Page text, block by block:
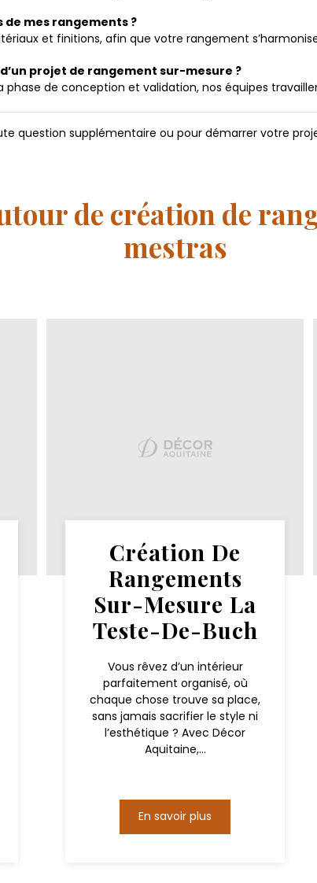
de mes rangements ?
et finitions, afin que votre rangement
projet de rangement sur-mesure ?
phase de conception et validation, nos équipes
question supplémentaire ou pour démarrer votre
de création de
mestras
Création De
Rangements
Sur-Mesure La
Teste-De-Buch
Vous rêvez d’un intérieur
parfaitement organisé, où
chaque chose trouve sa place,
sans jamais sacrifier le style ni
l’esthétique ? Avec Décor
Aquitaine,...
En savoir plus